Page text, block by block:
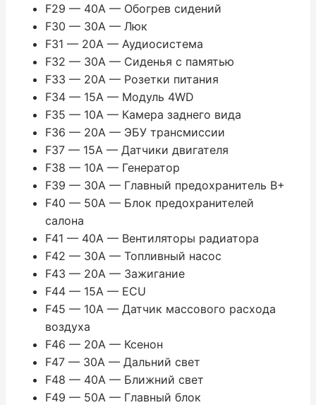
F29 — 40A — Обогрев сидений
F30 — 30A — Люк
F31 — 20A — Аудиосистема
F32 — 30A — Сиденья с памятью
F33 — 20A — Розетки питания
F34 — 15A — Модуль 4WD
F35 — 10A — Камера заднего вида
F36 — 20A — ЭБУ трансмиссии
F37 — 15A — Датчики двигателя
F38 — 10A — Генератор
F39 — 30A — Главный предохранитель B+
F40 — 50A — Блок предохранителей
салона
F41 — 40A — Вентиляторы радиатора
F42 — 30A — Топливный насос
F43 — 20A — Зажигание
F44 — 15A — ECU
F45 — 10A — Датчик массового расхода
воздуха
F46 — 20A — Ксенон
F47 — 30A — Дальний свет
F48 — 40A — Ближний свет
F49 — 50A — Главный блок